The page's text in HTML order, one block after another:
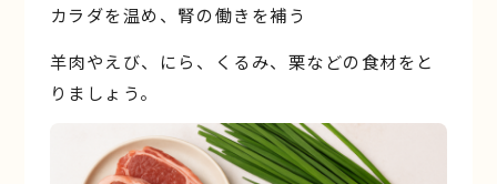
カラダを温め、腎の働きを補う
羊肉やえび、にら、くるみ、栗などの食材をと
りましょう。